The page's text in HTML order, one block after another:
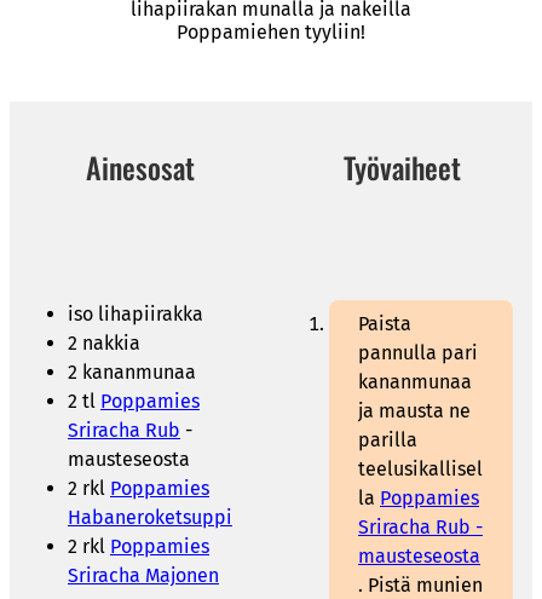
lihapiirakan munalla ja nakeilla
Poppamiehen tyyliin!
Ainesosat Työvaiheet
iso lihapiirakka
2 nakkia
2 kananmunaa
2 tl Poppamies
Sriracha Rub -
mausteseosta
2 rkl Poppamies
Habaneroketsuppi
2 rkl Poppamies
Sriracha Majonen
Paista
pannulla pari
kananmunaa
ja mausta ne
parilla
teelusikallisel
la Poppamies
Sriracha Rub -
mausteseosta
. Pistä munien